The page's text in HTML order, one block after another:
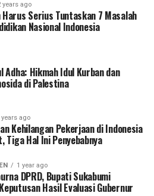
years ago
Serius Tuntaskan 7 Masalah
Nasional Indonesia
Adha: Hikmah Idul Kurban dan
di Palestina
years ago
Kehilangan Pekerjaan di Indonesia
Tiga Hal Ini Penyebabnya
1 year ago
DPRD, Bupati Sukabumi
Hasil Evaluasi Gubernur